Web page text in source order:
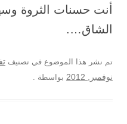
أنت حسنات الثروة
الشاق….
تم نشر هذا الموضوع في تصنيف
نوفمبر, 2012
بواسطة .